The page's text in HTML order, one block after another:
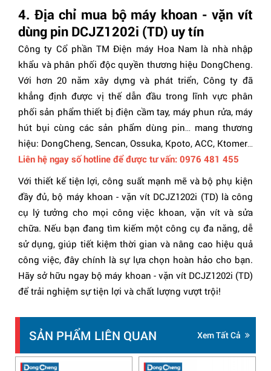
4. Địa chỉ mua bộ máy khoan - vặn vít
dùng pin DCJZ1202i (TD) uy tín
Công ty Cổ phần TM Điện máy Hoa Nam là nhà nhập
khẩu và phân phối độc quyền thương hiệu DongCheng.
Với hơn 20 năm xây dựng và phát triển, Công ty đã
khẳng định được vị thế dẫn đầu trong lĩnh vực phân
phối sản phẩm thiết bị điện cầm tay, máy phun rửa, máy
hút bụi cùng các sản phẩm dùng pin… mang thương
hiệu: DongCheng, Sencan, Ossuka, Kpoto, ACC, Ktomer…
Liên hệ ngay số hotline để được tư vấn: 0976 481 455
Với thiết kế tiện lợi, công suất mạnh mẽ và bộ phụ kiện
đầy đủ, bộ máy khoan - vặn vít DCJZ1202i (TD) là công
cụ lý tưởng cho mọi công việc khoan, vặn vít và sửa
chữa. Nếu bạn đang tìm kiếm một công cụ đa năng, dễ
sử dụng, giúp tiết kiệm thời gian và nâng cao hiệu quả
công việc, đây chính là sự lựa chọn hoàn hảo cho bạn.
Hãy sở hữu ngay bộ máy khoan - vặn vít DCJZ1202i (TD)
để trải nghiệm sự tiện lợi và chất lượng vượt trội!
SẢN PHẨM LIÊN QUAN Xem Tất Cả